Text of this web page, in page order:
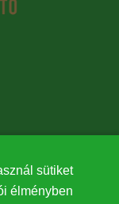
sütiket
élményben